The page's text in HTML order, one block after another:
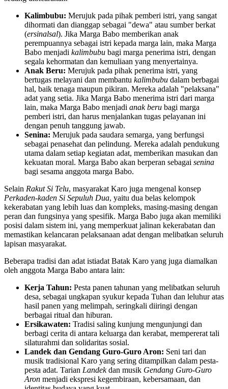
Kalimbubu: Merujuk pada pihak pemberi istri, yang sangat
dihormati dan dianggap sebagai "dewa" atau sumber berkat
(ersinalsal). Jika Marga Babo memberikan anak
perempuannya sebagai istri kepada marga lain, maka Marga
Babo menjadi kalimbubu bagi marga penerima istri, dengan
segala kehormatan dan kemuliaan yang menyertainya.
Anak Beru: Merujuk pada pihak penerima istri, yang
bertugas melayani dan membantu kalimbubu dalam berbagai
hal, baik tenaga maupun pikiran. Mereka adalah "pelaksana"
adat yang setia. Jika Marga Babo menerima istri dari marga
lain, maka Marga Babo menjadi anak beru bagi marga
pemberi istri, dan harus menjalankan tugas pelayanan ini
dengan penuh tanggung jawab.
Senina: Merujuk pada saudara semarga, yang berfungsi
sebagai penasehat dan pelindung. Mereka adalah pendukung
utama dalam setiap kegiatan adat, memberikan masukan dan
kekuatan moral. Marga Babo akan berperan sebagai senina
bagi sesama anggota marga Babo.
Selain Rakut Si Telu, masyarakat Karo juga mengenal konsep
Perkaden-kaden Si Sepuluh Dua, yaitu dua belas kelompok
kekerabatan yang lebih luas dan kompleks, masing-masing dengan
peran dan fungsinya yang spesifik. Marga Babo juga akan memiliki
posisi dalam sistem ini, yang memperkuat jalinan kekerabatan dan
memastikan kelancaran pelaksanaan adat dengan melibatkan seluruh
lapisan masyarakat.
Beberapa tradisi dan adat istiadat Batak Karo yang juga diamalkan
oleh anggota Marga Babo antara lain:
Kerja Tahun: Pesta panen tahunan yang melibatkan seluruh
desa, sebagai ungkapan syukur kepada Tuhan dan leluhur atas
hasil panen yang melimpah, seringkali diiringi dengan
berbagai ritual dan hiburan.
Ersikawaten: Tradisi saling kunjung mengunjungi dan
berbagi cerita di antara keluarga dan kerabat, mempererat tali
silaturahmi dan solidaritas sosial.
Landek dan Gendang Guro-Guro Aron: Seni tari dan
musik tradisional Karo yang sering ditampilkan dalam pesta-
pesta adat. Tarian Landekdan musik Gendang Guro-Guro
Aron menjadi ekspresi kegembiraan, kebersamaan, dan